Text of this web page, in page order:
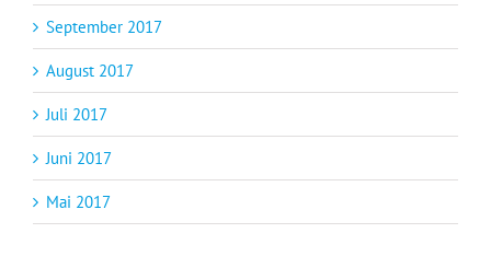
September 2017
August 2017
Juli 2017
Juni 2017
Mai 2017